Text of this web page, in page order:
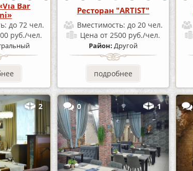
Bar
до 72 чел.
руб./чел.
Ресторан "ARTIST"
Вместимость: до 20 чел.
Ценаот 2500 руб./чел.
Район: Другой
подробнее
2 0 1